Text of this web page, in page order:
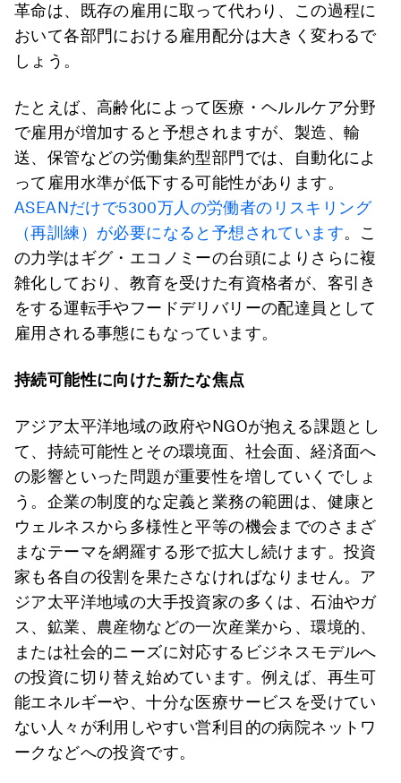
革命は、既存の雇用に取って代わり、この過程に
おいて各部門における雇用配分は大きく変わるで
しょう。
たとえば、高齢化によって医療・ヘルルケア分野
で雇用が増加すると予想されますが、製造、輸
送、保管などの労働集約型部門では、自動化によ
って雇用水準が低下する可能性があります。
ASEANだけで5300万人の労働者のリスキリング
（再訓練）が必要になると予想されています。こ
の力学はギグ・エコノミーの台頭によりさらに複
雑化しており、教育を受けた有資格者が、客引き
をする運転手やフードデリバリーの配達員として
雇用される事態にもなっています。
持続可能性に向けた新たな焦点
アジア太平洋地域の政府やNGOが抱える課題とし
て、持続可能性とその環境面、社会面、経済面へ
の影響といった問題が重要性を増していくでしょ
う。企業の制度的な定義と業務の範囲は、健康と
ウェルネスから多様性と平等の機会までのさまざ
まなテーマを網羅する形で拡大し続けます。投資
家も各自の役割を果たさなければなりません。ア
ジア太平洋地域の大手投資家の多くは、石油やガ
ス、鉱業、農産物などの一次産業から、環境的、
または社会的ニーズに対応するビジネスモデルへ
の投資に切り替え始めています。例えば、再生可
能エネルギーや、十分な医療サービスを受けてい
ない人々が利用しやすい営利目的の病院ネットワ
ークなどへの投資です。